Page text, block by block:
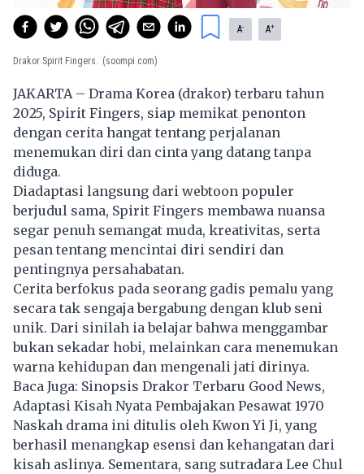
A- A+
Drakor Spirit Fingers. (soompi.com)
JAKARTA – Drama Korea (drakor) terbaru tahun
2025, Spirit Fingers, siap memikat penonton
dengan cerita hangat tentang perjalanan
menemukan diri dan cinta yang datang tanpa
diduga.
Diadaptasi langsung dari webtoon populer
berjudul sama, Spirit Fingers membawa nuansa
segar penuh semangat muda, kreativitas, serta
pesan tentang mencintai diri sendiri dan
pentingnya persahabatan.
Cerita berfokus pada seorang gadis pemalu yang
secara tak sengaja bergabung dengan klub seni
unik. Dari sinilah ia belajar bahwa menggambar
bukan sekadar hobi, melainkan cara menemukan
warna kehidupan dan mengenali jati dirinya.
Baca Juga: Sinopsis Drakor Terbaru Good News,
Adaptasi Kisah Nyata Pembajakan Pesawat 1970
Naskah drama ini ditulis oleh Kwon Yi Ji, yang
berhasil menangkap esensi dan kehangatan dari
kisah aslinya. Sementara, sang sutradara Lee Chul